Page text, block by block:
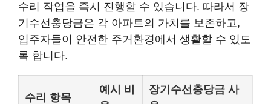
수리 작업을 즉시 진행할 수 있습니다. 따라서 장
기수선충당금은 각 아파트의 가치를 보존하고,
입주자들이 안전한 주거환경에서 생활할 수 있도
록 합니다.
수리 항목
예시 비
장기수선충당금 사